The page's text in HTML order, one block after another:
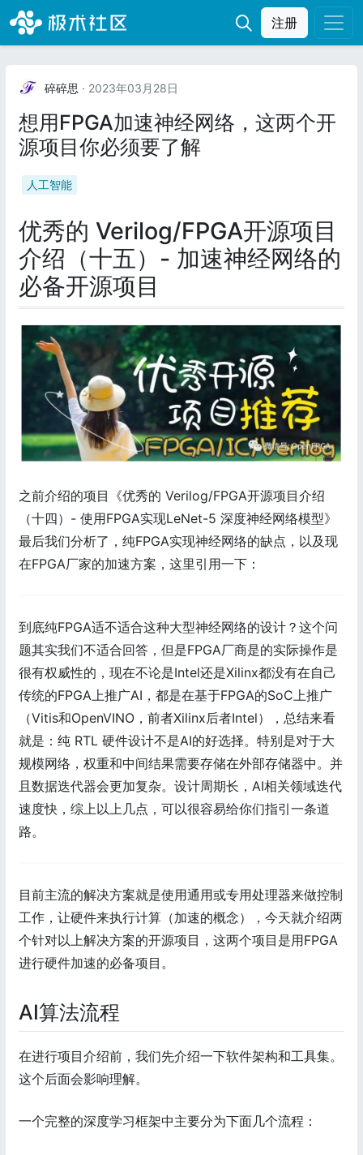
注册
碎碎思 · 2023年03月28日
想用FPGA加速神经网络，这两个开
源项目你必须要了解
人工智能
优秀的 Verilog/FPGA开源项目
介绍（十五）- 加速神经网络的
必备开源项目
之前介绍的项目《优秀的 Verilog/FPGA开源项目介绍
（十四）- 使用FPGA实现LeNet-5 深度神经网络模型》
最后我们分析了，纯FPGA实现神经网络的缺点，以及现
在FPGA厂家的加速方案，这里引用一下：
到底纯FPGA适不适合这种大型神经网络的设计？这个问
题其实我们不适合回答，但是FPGA厂商是的实际操作是
很有权威性的，现在不论是Intel还是Xilinx都没有在自己
传统的FPGA上推广AI，都是在基于FPGA的SoC上推广
（Vitis和OpenVINO，前者Xilinx后者Intel），总结来看
就是：纯 RTL 硬件设计不是AI的好选择。特别是对于大
规模网络，权重和中间结果需要存储在外部存储器中。并
且数据迭代器会更加复杂。设计周期长，AI相关领域迭代
速度快，综上以上几点，可以很容易给你们指引一条道
路。
目前主流的解决方案就是使用通用或专用处理器来做控制
工作，让硬件来执行计算（加速的概念），今天就介绍两
个针对以上解决方案的开源项目，这两个项目是用FPGA
进行硬件加速的必备项目。
AI算法流程
在进行项目介绍前，我们先介绍一下软件架构和工具集。
这个后面会影响理解。
一个完整的深度学习框架中主要分为下面几个流程：